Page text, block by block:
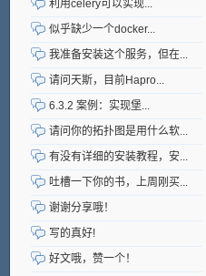
利用celery可以实现...
似乎缺少一个docker...
我准备安装这个服务，但在...
请问天斯，目前Hapro...
6.3.2 案例：实现堡...
请问你的拓扑图是用什么软...
有没有详细的安装教程，安...
吐槽一下你的书，上周刚买...
谢谢分享哦！
写的真好!
好文哦，赞一个！